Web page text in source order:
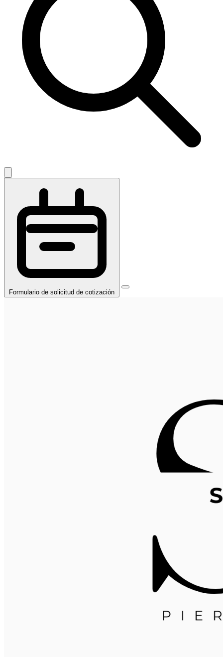
Formulario de solicitud de cotización